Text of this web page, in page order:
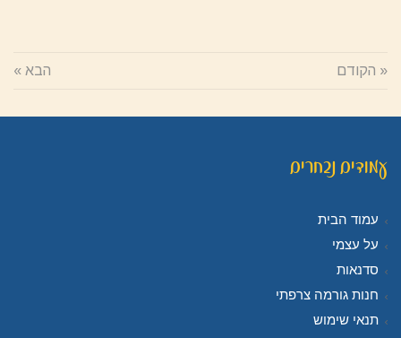
« הקודם הבא »
עמודים נבחרים
עמוד הבית
על עצמי
סדנאות
חנות גורמה צרפתי
תנאי שימוש